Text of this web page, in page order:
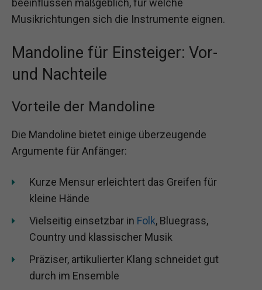
beeinflussen maßgeblich, für welche
Musikrichtungen sich die Instrumente eignen.
Mandoline für Einsteiger: Vor-
und Nachteile
Vorteile der Mandoline
Die Mandoline bietet einige überzeugende
Argumente für Anfänger:
Kurze Mensur erleichtert das Greifen für
kleine Hände
Vielseitig einsetzbar in Folk, Bluegrass,
Country und klassischer Musik
Präziser, artikulierter Klang schneidet gut
durch im Ensemble